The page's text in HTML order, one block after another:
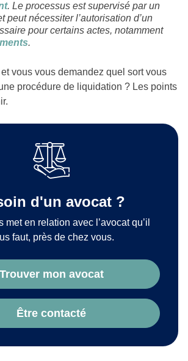
. Le processus est supervisé par un
peut nécessiter l’autorisation d’un
pour certains actes, notamment
.
vous vous demandez quel sort vous
procédure de liquidation ? Les points
d'un avocat ?
met en relation avec l’avocat qu’il
faut, près de chez vous.
Trouver mon avocat
Être contacté